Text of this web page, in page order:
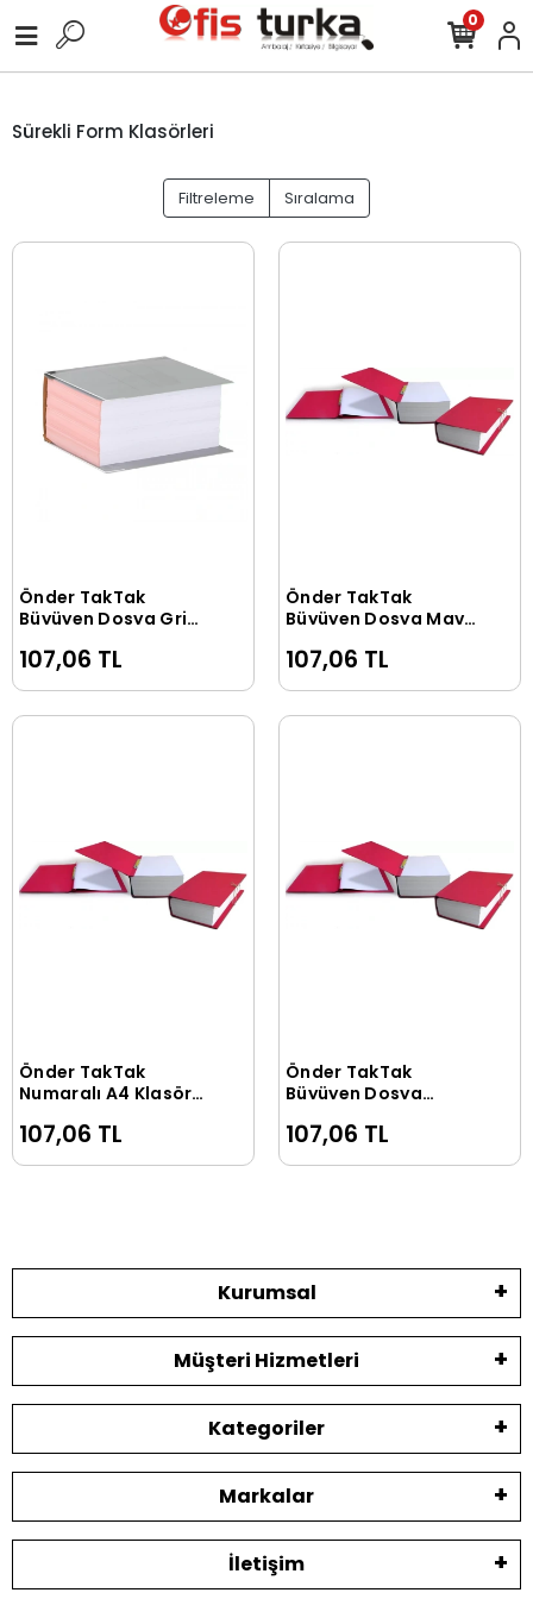
0
Sürekli Form Klasörleri
Filtreleme Sıralama
Sepete Ekle
Önder TakTak
Büyüyen Dosya Gri
107,06 TL
Sepete Ekle
Önder TakTak
Büyüyen Dosya Mavi
107,06 TL
Sepete Ekle
Önder TakTak
Numaralı A4 Klasörü
107,06 TL
Sepete Ekle
Önder TakTak
Büyüyen Dosya
107,06 TL
Kurumsal
Müşteri Hizmetleri
Kategoriler
Markalar
İletişim